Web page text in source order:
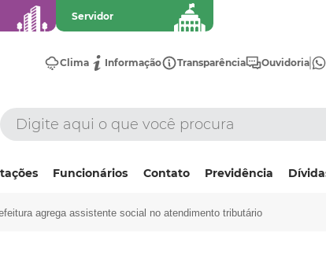
Servidor
Clima Informação Transparência Ouvidoria
Funcionários Contato Previdência
agrega assistente social no atendimento tributário